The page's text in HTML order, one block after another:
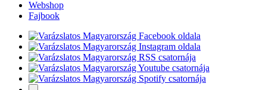
Webshop
Fajbook